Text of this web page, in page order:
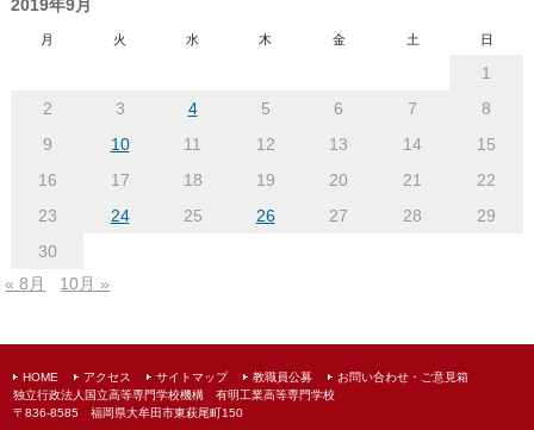
2019年9月
月 火 水 木 金 土 日
1
2
3 4 5 6 7
8
9
10 11 12 13 14
15
16
17 18 19 20 21
22
23
24 25 26 27 28
29
30
« 8月
10月 »
HOME アクセス サイトマップ 教職員公募
お問い合わせ・ご意見箱
独立行政法人国立高等専門学校機構 有明工業高等専門学校
〒836-8585 福岡県大牟田市東萩尾町150